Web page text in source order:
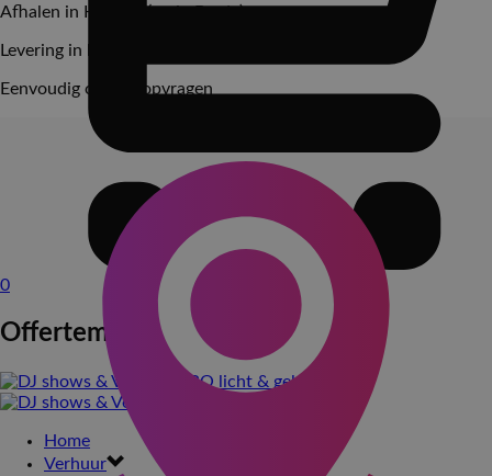
0
Offertemand
Home
Verhuur
Afhalen in Hoeven (regio Breda)
Levering in heel NL mogelijk
Eenvoudig offerte opvragen